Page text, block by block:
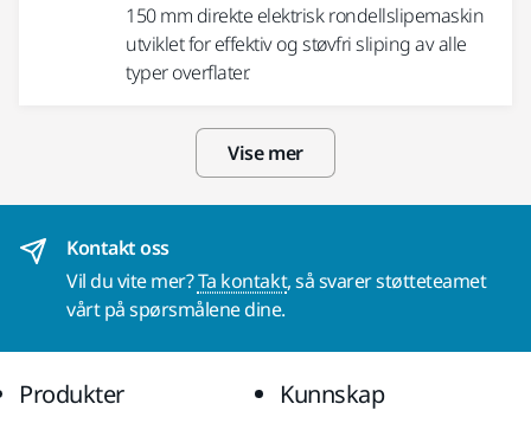
150 mm direkte elektrisk rondellslipemaskin
utviklet for effektiv og støvfri sliping av alle
typer overflater.
Vise mer
Kontakt oss
Vil du vite mer?Ta kontakt, så svarer støtteteamet
vårt på spørsmålene dine.
Produkter Kunnskap